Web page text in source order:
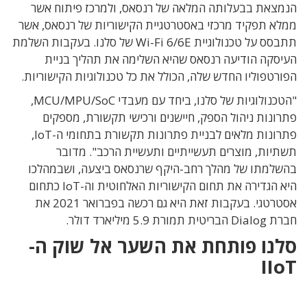
הנמצאת בבעלותה המלאה של רנסאס, ולמרכז פיתוח אשר
ממלא תפקיד מרכזי באסטרטגיית הקישוריות של רנסאס, אשר
תתבסס על טכנולוגיית Wi-Fi 6/6E של סלנו. בעקבות השלמת
העיסקה הודיעה רנסאס שהיא השלימה את תהליך בניית
הפורטפוליו החדש שלה, הכולל את כל טכנולוגיות הקישוריות.
"הטכנולוגיות של סלנו, ביחד עם מעבדי MCU/MPU/SoC,
פתרונות ניהול הספק, חיישנים ורכישי תקשורת, מספקים
פתרונות מלאים לבניית פתרונות תקשורת בתחומי ה-IoT,
תשתיות, מוצרים תעשייתיים ותעשיית הרכב". מדובר
בהשלמתו של מהלך רחב-היקף שרנסאס ביצעה, ושבמהלכו
היא הגדירה את תחום הקישוריות האלחוטית וה-IoT כתחום
אסטרטגי. בעקבות זאת היא גם רכשה בפברואר 2021 את
חברת Dialog הבריטית תמורת 5.9 מיליארד דולר.
סלנו פותחת את השער אל שוק ה-
IIoT